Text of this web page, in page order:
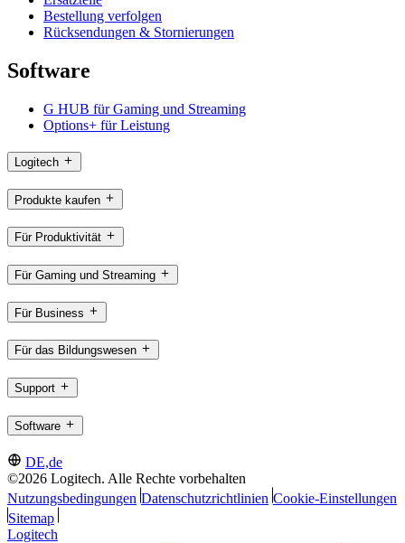
Bestellung verfolgen
Rücksendungen & Stornierungen
Software
G HUB für Gaming und Streaming
Options+ für Leistung
Logitech
Produkte kaufen
Für Produktivität
Für Gaming und Streaming
Für Business
Für das Bildungswesen
Support
Software
DE,de
©2026 Logitech. Alle Rechte vorbehalten
Nutzungsbedingungen Datenschutzrichtlinien Cookie-Einstellungen
Sitemap
Logitech